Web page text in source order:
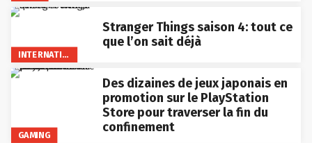
INTERNATIONAL
Stranger Things saison 4: tout ce
que l’on sait déjà
GAMING
Des dizaines de jeux japonais en
promotion sur le PlayStation
Store pour traverser la fin du
confinement